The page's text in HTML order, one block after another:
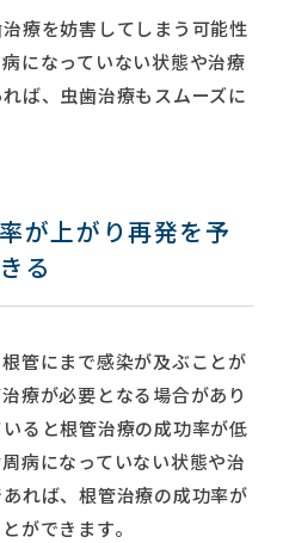
療を妨害してしまう可能性
になっていない状態や治療
ば、虫歯治療もスムーズに
が上がり再発を予
る
管にまで感染が及ぶことが
療が必要となる場合があり
ると根管治療の成功率が低
病になっていない状態や治
れば、根管治療の成功率が
ができます。